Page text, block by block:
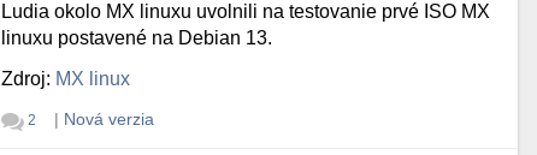
Ludia okolo MX linuxu uvolnili na testovanie prvé ISO MX
linuxu postavené na Debian 13.
Zdroj: MX linux
2 | Nová verzia